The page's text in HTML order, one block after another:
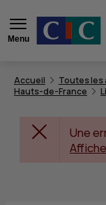
Menu
Accueil Toutes les
Hauts-de-France
Une